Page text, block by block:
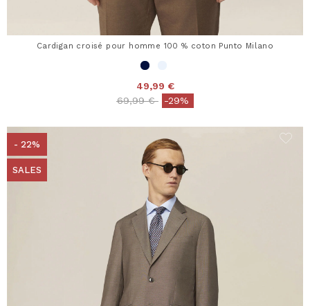
Cardigan croisé pour homme 100 % coton Punto Milano
49,99 €
Price reduced from
69,99 €to-29%
- 22%
SALES